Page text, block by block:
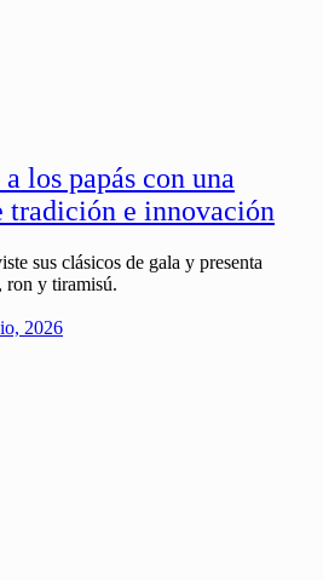
los papás con una
tradición e innovación
sus clásicos de gala y presenta
ron y tiramisú.
2026